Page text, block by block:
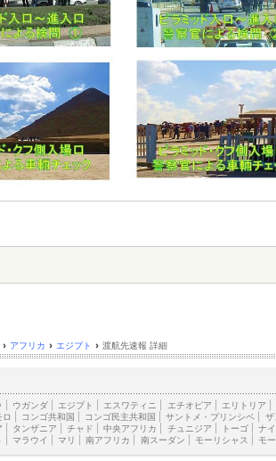
› アフリカ › エジプト › 渡航先速報 詳細
ウガンダ エジプト エスワティニ エチオピア エリトリア
ロ コンゴ共和国 コンゴ民主共和国 サントメ・プリンシペ
ザ
タンザニア チャド 中央アフリカ チュニジア トーゴ|
ナ
マラウイ マリ 南アフリカ 南スーダン モーリシャス モ